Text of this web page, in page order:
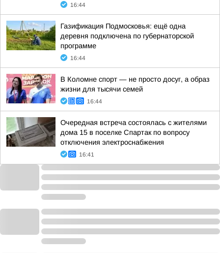
16:44
Газификация Подмосковья: ещё одна
деревня подключена по губернаторской
программе
16:44
В Коломне спорт — не просто досуг, а образ
жизни для тысячи семей
16:44
Очередная встреча состоялась с жителями
дома 15 в поселке Спартак по вопросу
отключения электроснабжения
16:41